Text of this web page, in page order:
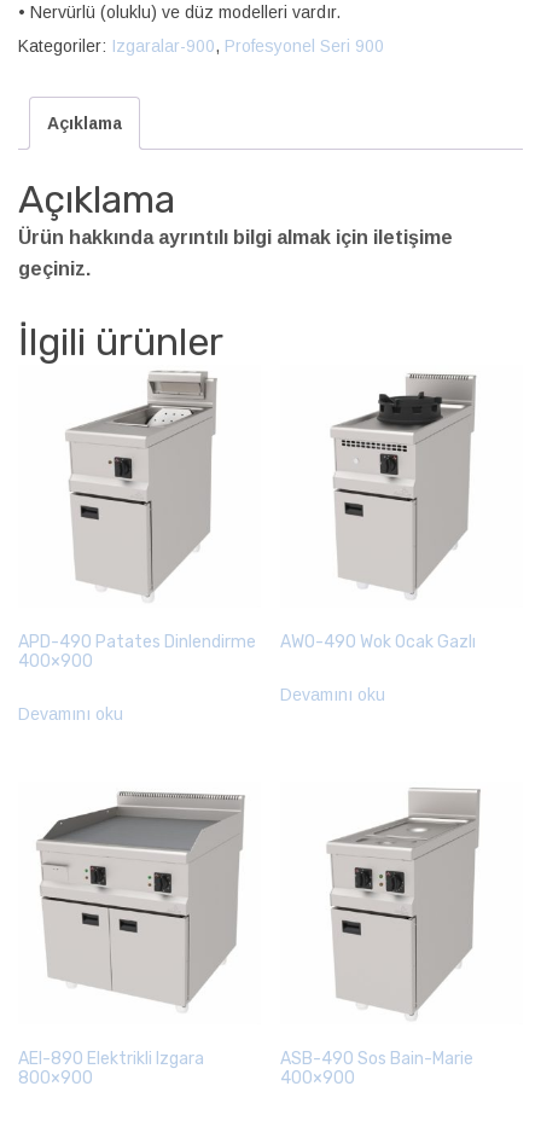
• Nervürlü (oluklu) ve düz modelleri vardır.
Kategoriler: Izgaralar-900, Profesyonel Seri 900
Açıklama
Açıklama
Ürün hakkında ayrıntılı bilgi almak için iletişime
geçiniz.
İlgili ürünler
APD-490 Patates Dinlendirme
400×900
Devamını oku
AWO-490 Wok Ocak Gazlı
Devamını oku
AEI-890 Elektrikli Izgara
800×900
ASB-490 Sos Bain-Marie
400×900